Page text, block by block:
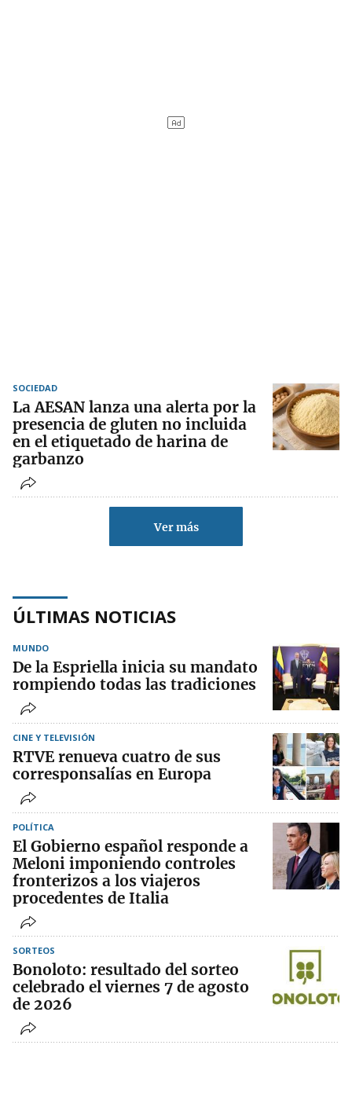
SOCIEDAD
La AESAN lanza una alerta por la
presencia de gluten no incluida
en el etiquetado de harina de
garbanzo
Ver más
ÚLTIMAS NOTICIAS
MUNDO
De la Espriella inicia su mandato
rompiendo todas las tradiciones
CINE Y TELEVISIÓN
RTVE renueva cuatro de sus
corresponsalías en Europa
POLÍTICA
El Gobierno español responde a
Meloni imponiendo controles
fronterizos a los viajeros
procedentes de Italia
SORTEOS
Bonoloto: resultado del sorteo
celebrado el viernes 7 de agosto
de 2026